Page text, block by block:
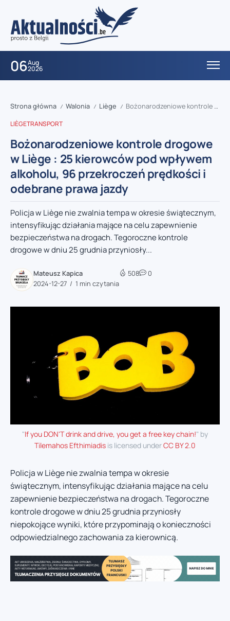
06Aug
2026
Strona główna / Walonia / Liège / Bożonarodzeniowe kontrole drogowe w Liège : 25 kierowców pod wpływem alkoholu, 96 przekroczeń prędkości i odebrane prawa jazdy
LIÈGETRANSPORT
Bożonarodzeniowe kontrole drogowe
w Liège : 25 kierowców pod wpływem
alkoholu, 96 przekroczeń prędkości i
odebrane prawa jazdy
Policja w Liège nie zwalnia tempa w okresie świątecznym,
intensyfikując działania mające na celu zapewnienie
bezpieczeństwa na drogach. Tegoroczne kontrole
drogowe w dniu 25 grudnia przyniosły...
Mateusz Kapica
2024-12-27
1 min czytania
508 0
"If you DON'T drink and drive, you get a free key chain!" by
Tilemahos Efthimiadis is licensed underCC BY 2.0
Policja w Liège nie zwalnia tempa w okresie
świątecznym, intensyfikując działania mające na celu
zapewnienie bezpieczeństwa na drogach. Tegoroczne
kontrole drogowe w dniu 25 grudnia przyniosły
niepokojące wyniki, które przypominają o konieczności
odpowiedzialnego zachowania za kierownicą.